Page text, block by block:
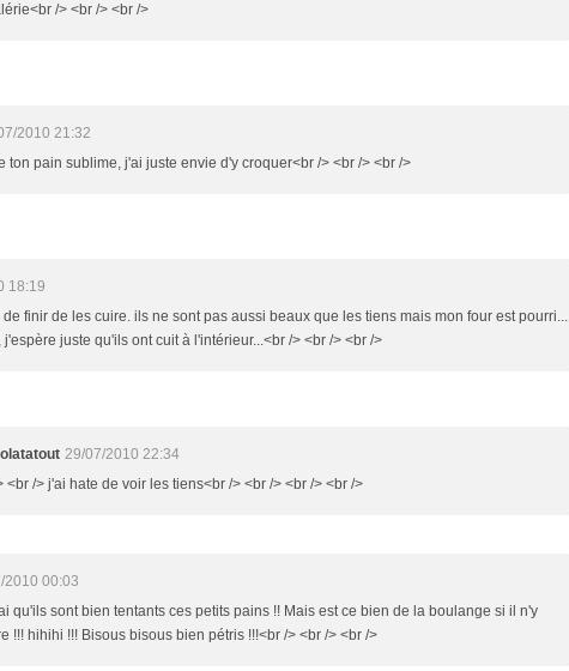
/> <br /> <br />
2010 21:32
ton pain sublime, j'ai juste envie d'y croquer<br /> <br /> <br />
18:19
finir de les cuire. ils ne sont pas aussi beaux que les tiens mais mon four est pourri...
j'espère juste qu'ils ont cuit à l'intérieur...<br /> <br /> <br />
29/07/2010 22:34
<br /> j'ai hate de voir les tiens<br /> <br /> <br /> <br />
2010 00:03
qu'ils sont bien tentants ces petits pains !! Mais est ce bien de la boulange si il n'y
!!! hihihi !!! Bisous bisous bien pétris !!!<br /> <br /> <br />